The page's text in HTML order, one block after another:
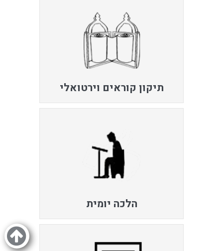
תיקון קוראים וירטואלי
הלכה יומית